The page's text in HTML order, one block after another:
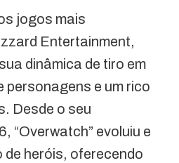
jogos mais
Entertainment,
dinâmica de tiro em
personagens e um rico
Desde o seu
“Overwatch” evoluiu e
de heróis, oferecendo